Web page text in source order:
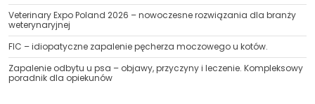
Veterinary Expo Poland 2026 – nowoczesne rozwiązania dla branży
weterynaryjnej
FIC – idiopatyczne zapalenie pęcherza moczowego u kotów.
Zapalenie odbytu u psa – objawy, przyczyny i leczenie. Kompleksowy
poradnik dla opiekunów